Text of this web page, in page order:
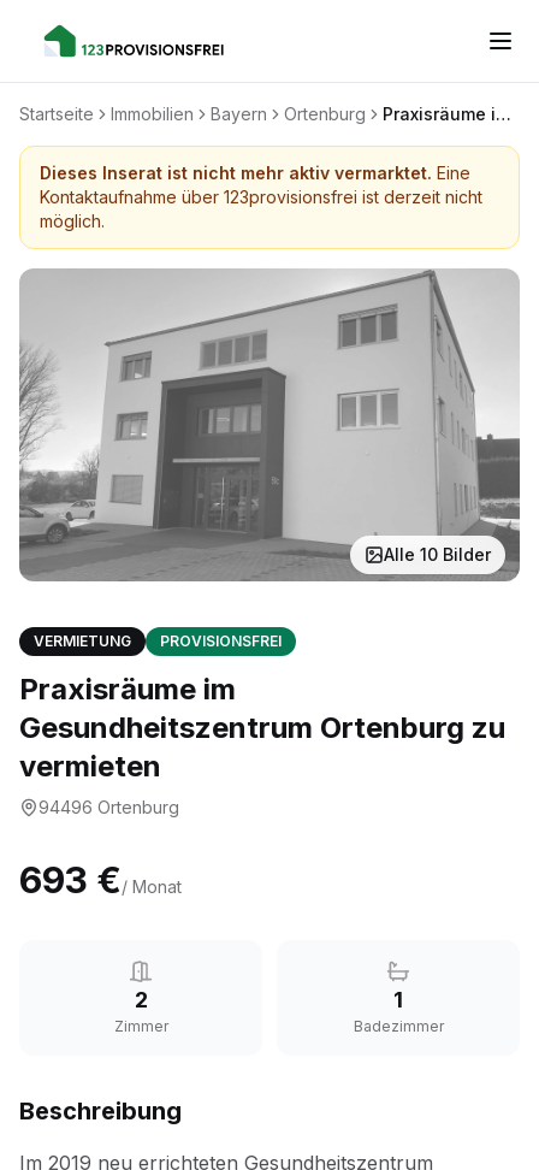
Startseite Immobilien Bayern Ortenburg Praxisräume im Gesundheitszentrum Ortenburg zu vermieten
Dieses Inserat ist nicht mehr aktiv vermarktet. Eine
Kontaktaufnahme über 123provisionsfrei ist derzeit nicht
möglich.
Alle 10 Bilder
VERMIETUNG PROVISIONSFREI
Praxisräume im
Gesundheitszentrum Ortenburg zu
vermieten
94496 Ortenburg
693 €/ Monat
2
Zimmer
1
Badezimmer
Beschreibung